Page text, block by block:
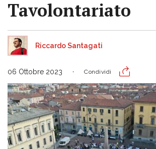
Tavolontariato
Riccardo Santagati
06 Ottobre 2023 Condividi